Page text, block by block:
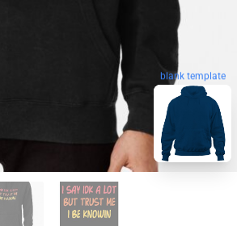
blank template